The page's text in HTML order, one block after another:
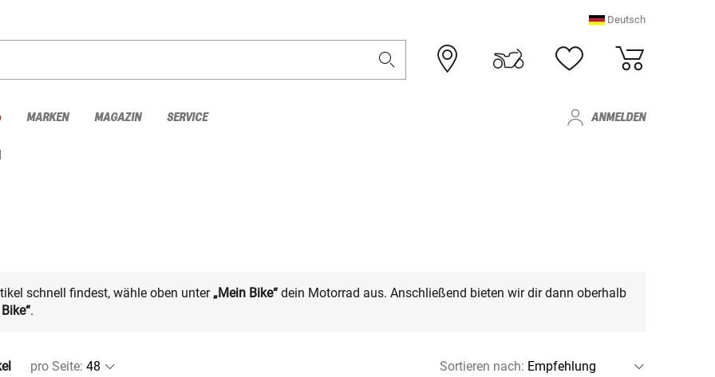
Deutsch
MARKEN MAGAZIN SERVICE ANMELDEN
schnell findest, wähle oben unter „Mein Bike“ dein Motorrad aus. Anschließend bieten wir dir dann oberhalb
.
pro Seite: Sortieren nach: